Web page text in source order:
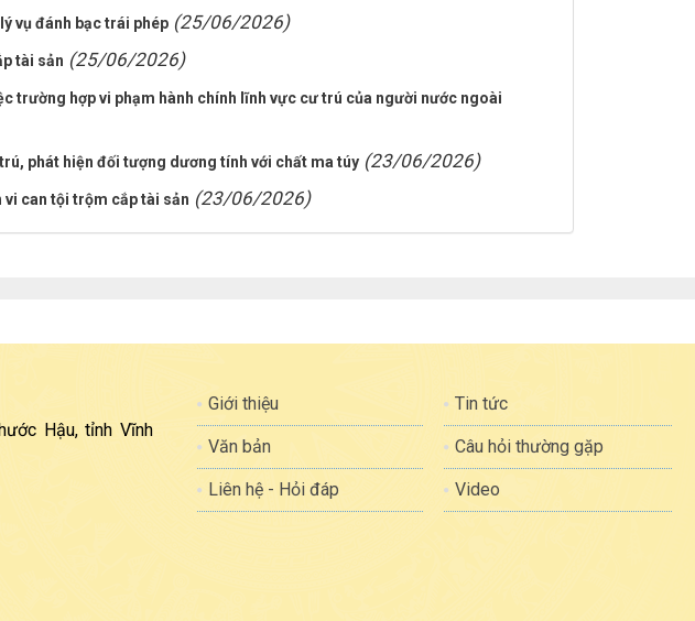
vụ đánh bạc trái phép (25/06/2026)
tài sản (25/06/2026)
trường hợp vi phạm hành chính lĩnh vực cư trú của người nước ngoài
phát hiện đối tượng dương tính với chất ma túy (23/06/2026)
vi can tội trộm cắp tài sản (23/06/2026)
Hậu, tỉnh Vĩnh
Giới thiệu Tin tức
Văn bản Câu hỏi thường gặp
Liên hệ - Hỏi đáp Video